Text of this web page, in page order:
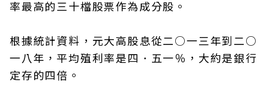
率最高的三十檔股票作為成分股。
根據統計資料，元大高股息從二○一三年到二○
一八年，平均殖利率是四．五一％，大約是銀行
定存的四倍。